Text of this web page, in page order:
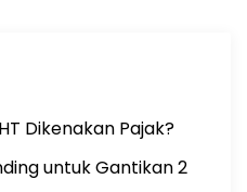
Dikenakan Pajak?
untuk Gantikan 2